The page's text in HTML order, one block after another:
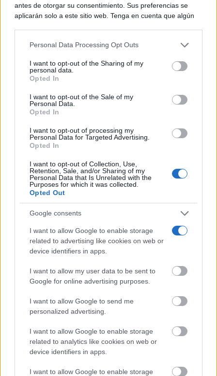
antes de otorgar su consentimiento. Sus preferencias se
aplicarán solo a este sitio web. Tenga en cuenta que algún
rechazar tal procesamiento. Puede cambiar sus preferencias
a este sitio y haciendo clic en el botón "Privacidad" en la
parte inferior de la página web.
Please note that this website/app uses one or more Google
services and may gather and store information including but
not limited to your visit or usage behaviour. You may click to
use your data for below specified purposes in below Google
consent section.
Personal Data Processing Opt Outs
I want to opt-out of the Sharing of my
personal data.
Opted In
I want to opt-out of the Sale of my
Personal Data.
Opted In
I want to opt-out of processing my
Personal Data for Targeted Advertising.
Opted In
I want to opt-out of Collection, Use,
Retention, Sale, and/or Sharing of my
Personal Data that Is Unrelated with the
Purposes for which it was collected.
Opted Out
Google consents
I want to allow Google to enable storage
related to advertising like cookies on web or
device identifiers in apps.
I want to allow my user data to be sent to
Google for online advertising purposes.
I want to allow Google to send me
personalized advertising.
I want to allow Google to enable storage
related to analytics like cookies on web or
device identifiers in apps.
I want to allow Google to enable storage
9 apps que valen oro
No son populares, pero sí extraordinariamente
útiles
El truco contra la cal
Di adiós a la cal del baño con estos sencillos consejos